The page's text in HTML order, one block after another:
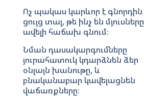
Ոչ պակաս կարևոր է գնորդին
ցույց տալ, թե ինչ են մյուսները
ավելի հաճախ գնում։
Նման դասակարգումները
յուրահատուկ կդարձնեն ձեր
օնլայն խանութը, և
բնականաբար կավելացնեն
վաճառքները։